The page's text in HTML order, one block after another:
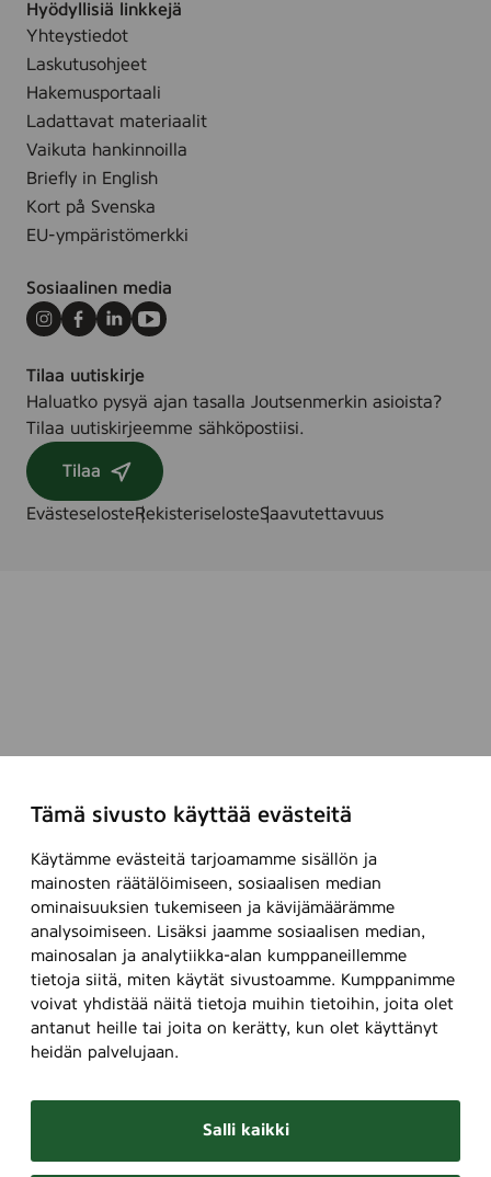
Tämä sivusto käyttää evästeitä
Käytämme evästeitä tarjoamamme sisällön ja
mainosten räätälöimiseen, sosiaalisen median
ominaisuuksien tukemiseen ja kävijämäärämme
analysoimiseen. Lisäksi jaamme sosiaalisen median,
mainosalan ja analytiikka-alan kumppaneillemme
tietoja siitä, miten käytät sivustoamme. Kumppanimme
voivat yhdistää näitä tietoja muihin tietoihin, joita olet
antanut heille tai joita on kerätty, kun olet käyttänyt
heidän palvelujaan.
Salli kaikki
Hyödyllisiä linkkejä
Yhteystiedot
Laskutusohjeet
Hakemusportaali
Ladattavat materiaalit
Vaikuta hankinnoilla
Briefly in English
Kort på Svenska
EU-ympäristömerkki
Sosiaalinen media
Instagram
Facebook
LinkedInYoutube
Tilaa uutiskirje
Haluatko pysyä ajan tasalla Joutsenmerkin asioista?
Tilaa uutiskirjeemme sähköpostiisi.
Tilaa
EvästeselosteRekisteriselosteSaavutettavuus